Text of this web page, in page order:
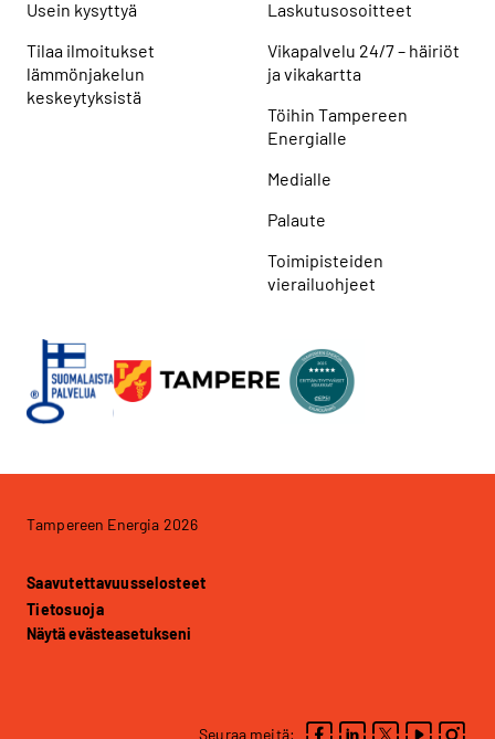
Usein kysyttyä
Tilaa ilmoitukset
lämmönjakelun
keskeytyksistä
Laskutusosoitteet
Vikapalvelu 24/7 – häiriöt
ja vikakartta
Töihin Tampereen
Energialle
Medialle
Palaute
Toimipisteiden
vierailuohjeet
Tampereen Energia 2026
Saavutettavuusselosteet
Tietosuoja
Näytä evästeasetukseni
Seuraa meitä: